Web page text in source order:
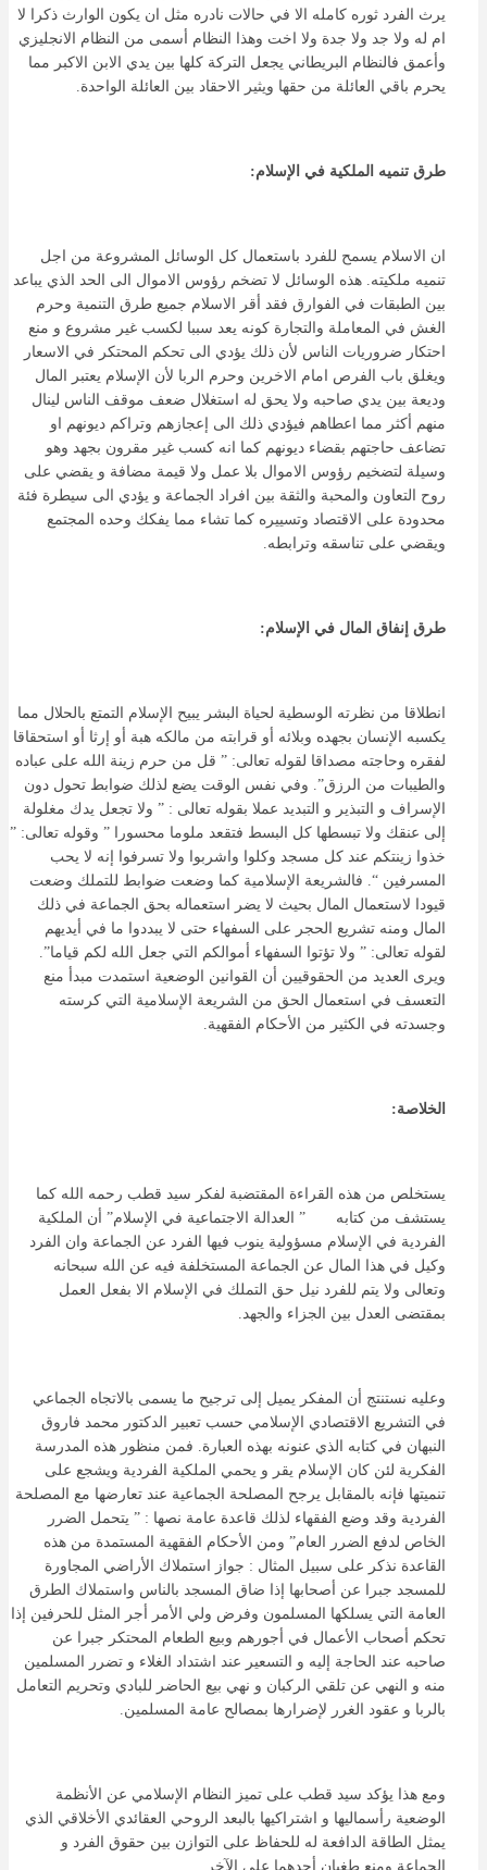
يرث الفرد ثوره كامله الا في حالات نادره مثل ان يكون الوارث ذكرا لا
ام له ولا جد ولا جدة ولا اخت وهذا النظام أسمى من النظام الانجليزي
وأعمق فالنظام البريطاني يجعل التركة كلها بين يدي الابن الاكبر مما
يحرم باقي العائلة من حقها ويثير الاحقاد بين العائلة الواحدة.
طرق تنميه الملكية في الإسلام:
ان الاسلام يسمح للفرد باستعمال كل الوسائل المشروعة من اجل
تنميه ملكيته. هذه الوسائل لا تضخم رؤوس الاموال الى الحد الذي يباعد
بين الطبقات في الفوارق فقد أقر الاسلام جميع طرق التنمية وحرم
الغش في المعاملة والتجارة كونه يعد سببا لكسب غير مشروع و منع
احتكار ضروريات الناس لأن ذلك يؤدي الى تحكم المحتكر في الاسعار
ويغلق باب الفرص امام الاخرين وحرم الربا لأن الإسلام يعتبر المال
وديعة بين يدي صاحبه ولا يحق له استغلال ضعف موقف الناس لينال
منهم أكثر مما اعطاهم فيؤدي ذلك الى إعجازهم وتراكم ديونهم او
تضاعف حاجتهم بقضاء ديونهم كما انه كسب غير مقرون بجهد وهو
وسيلة لتضخيم رؤوس الاموال بلا عمل ولا قيمة مضافة و يقضي على
روح التعاون والمحبة والثقة بين افراد الجماعة و يؤدي الى سيطرة فئة
محدودة على الاقتصاد وتسييره كما تشاء مما يفكك وحده المجتمع
ويقضي على تناسقه وترابطه.
طرق إنفاق المال في الإسلام:
انطلاقا من نظرته الوسطية لحياة البشر يبيح الإسلام التمتع بالحلال مما
يكسبه الإنسان بجهده وبلائه أو قرابته من مالكه هبة أو إرثا أو استحقاقا
لفقره وحاجته مصداقا لقوله تعالى: ” قل من حرم زينة الله على عباده
والطيبات من الرزق”. وفي نفس الوقت يضع لذلك ضوابط تحول دون
الإسراف و التبذير و التبديد عملا بقوله تعالى : ” ولا تجعل يدك مغلولة
إلى عنقك ولا تبسطها كل البسط فتقعد ملوما محسورا ” وقوله تعالى: ”
خذوا زينتكم عند كل مسجد وكلوا واشربوا ولا تسرفوا إنه لا يحب
المسرفين “. فالشريعة الإسلامية كما وضعت ضوابط للتملك وضعت
قيودا لاستعمال المال بحيث لا يضر استعماله بحق الجماعة في ذلك
المال ومنه تشريع الحجر على السفهاء حتى لا يبددوا ما في أيديهم
لقوله تعالى: ” ولا تؤتوا السفهاء أموالكم التي جعل الله لكم قياما”.
ويرى العديد من الحقوقيين أن القوانين الوضعية استمدت مبدأ منع
التعسف في استعمال الحق من الشريعة الإسلامية التي كرسته
وجسدته في الكثير من الأحكام الفقهية.
الخلاصة:
يستخلص من هذه القراءة المقتضبة لفكر سيد قطب رحمه الله كما
يستشف من كتابه ” العدالة الاجتماعية في الإسلام” أن الملكية
الفردية في الإسلام مسؤولية ينوب فيها الفرد عن الجماعة وان الفرد
وكيل في هذا المال عن الجماعة المستخلفة فيه عن الله سبحانه
وتعالى ولا يتم للفرد نيل حق التملك في الإسلام الا بفعل العمل
بمقتضى العدل بين الجزاء والجهد.
وعليه نستنتج أن المفكر يميل إلى ترجيح ما يسمى بالاتجاه الجماعي
في التشريع الاقتصادي الإسلامي حسب تعبير الدكتور محمد فاروق
النبهان في كتابه الذي عنونه بهذه العبارة. فمن منظور هذه المدرسة
الفكرية لئن كان الإسلام يقر و يحمي الملكية الفردية ويشجع على
تنميتها فإنه بالمقابل يرجح المصلحة الجماعية عند تعارضها مع المصلحة
الفردية وقد وضع الفقهاء لذلك قاعدة عامة نصها : ” يتحمل الضرر
الخاص لدفع الضرر العام” ومن الأحكام الفقهية المستمدة من هذه
القاعدة نذكر على سبيل المثال : جواز استملاك الأراضي المجاورة
للمسجد جبرا عن أصحابها إذا ضاق المسجد بالناس واستملاك الطرق
العامة التي يسلكها المسلمون وفرض ولي الأمر أجر المثل للحرفين إذا
تحكم أصحاب الأعمال في أجورهم وبيع الطعام المحتكر جبرا عن
صاحبه عند الحاجة إليه و التسعير عند اشتداد الغلاء و تضرر المسلمين
منه و النهي عن تلقي الركبان و نهي بيع الحاضر للبادي وتحريم التعامل
بالربا و عقود الغرر لإضرارها بمصالح عامة المسلمين.
ومع هذا يؤكد سيد قطب على تميز النظام الإسلامي عن الأنظمة
الوضعية رأسماليها و اشتراكيها بالبعد الروحي العقائدي الأخلاقي الذي
يمثل الطاقة الدافعة له للحفاظ على التوازن بين حقوق الفرد و
الجماعة ومنع طغيان أحدهما على الآخر.